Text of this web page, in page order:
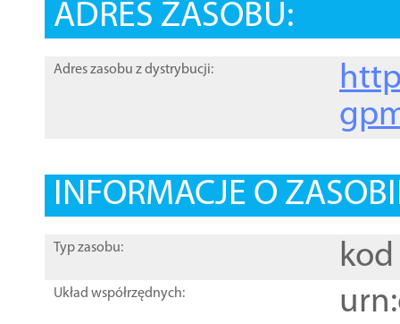
ADRES ZASOBU:
Adres zasobu z dystrybucji:
INFORMACJE O
Typ zasobu: kod
Układ współrzędnych: